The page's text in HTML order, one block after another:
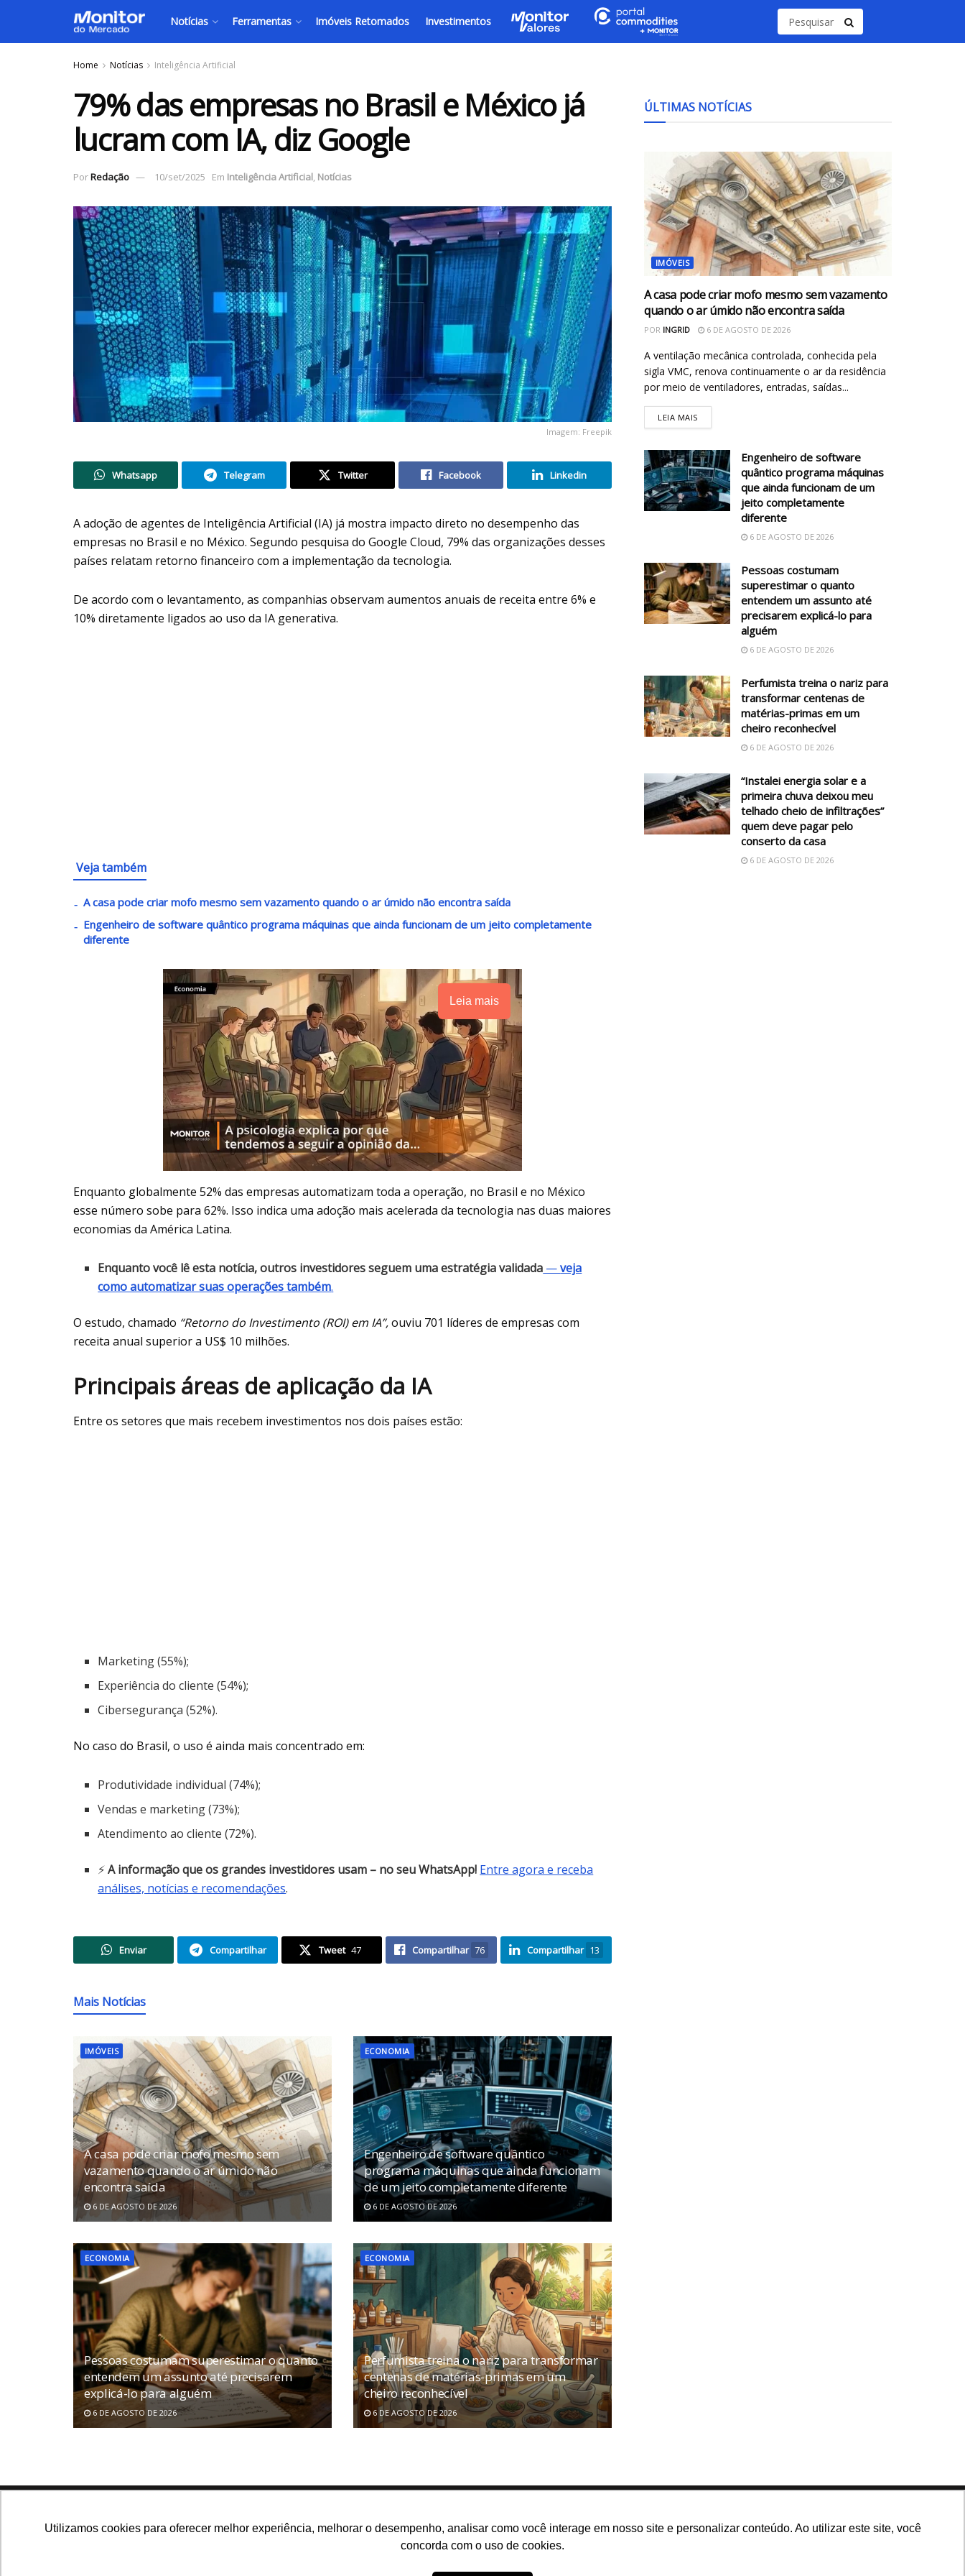
Utilizamos cookies para oferecer melhor experiência, melhorar o desempenho, analisar como você interage em nosso site e personalizar conteúdo. Ao utilizar este site, você
concorda com o uso de cookies.
Notícias Ferramentas Imóveis Retomados Investimentos
Home Notícias Inteligência Artificial
79% das empresas no Brasil e México já
lucram com IA, diz Google
PorRedação 10/set/2025 Em Inteligência Artificial, Notícias
Imagem: Freepik
Whatsapp Telegram Twitter Facebook Linkedin
A adoção de agentes de Inteligência Artificial (IA) já mostra impacto direto no desempenho das
empresas no Brasil e no México. Segundo pesquisa do Google Cloud, 79% das organizações desses
países relatam retorno financeiro com a implementação da tecnologia.
De acordo com o levantamento, as companhias observam aumentos anuais de receita entre 6% e
10% diretamente ligados ao uso da IA generativa.
Veja também
A casa pode criar mofo mesmo sem vazamento quando o ar úmido não encontra saída
Engenheiro de software quântico programa máquinas que ainda funcionam de um jeito completamente
diferente
Leia mais
Enquanto globalmente 52% das empresas automatizam toda a operação, no Brasil e no México
esse número sobe para 62%. Isso indica uma adoção mais acelerada da tecnologia nas duas maiores
economias da América Latina.
Enquanto você lê esta notícia, outros investidores seguem uma estratégia validada —veja
como automatizar suas operações também.
O estudo, chamado “Retorno do Investimento (ROI) em IA”,ouviu 701 líderes de empresas com
receita anual superior a US$ 10 milhões.
Principais áreas de aplicação da IA
Entre os setores que mais recebem investimentos nos dois países estão:
Marketing (55%);
Experiência do cliente (54%);
Cibersegurança (52%).
No caso do Brasil, o uso é ainda mais concentrado em:
Produtividade individual (74%);
Vendas e marketing (73%);
Atendimento ao cliente (72%).
⚡A informação que os grandes investidores usam – no seu WhatsApp! Entre agora e receba
análises, notícias e recomendações.
Enviar Compartilhar Tweet 47 Compartilhar 76 Compartilhar 13
Mais Notícias
IMÓVEIS
A casa pode criar mofo mesmo sem
vazamento quando o ar úmido não
encontra saída
6 DE AGOSTO DE 2026
ECONOMIA
Engenheiro de software quântico
programa máquinas que ainda funcionam
de um jeito completamente diferente
6 DE AGOSTO DE 2026
ECONOMIA
Pessoas costumam superestimar o quanto
entendem um assunto até precisarem
explicá-lo para alguém
6 DE AGOSTO DE 2026
ECONOMIA
Perfumista treina o nariz para transformar
centenas de matérias-primas em um
cheiro reconhecível
6 DE AGOSTO DE 2026
ÚLTIMAS NOTÍCIAS
IMÓVEIS
A casa pode criar mofo mesmo sem vazamento
quando o ar úmido não encontra saída
POR INGRID 6 DE AGOSTO DE 2026
A ventilação mecânica controlada, conhecida pela
sigla VMC, renova continuamente o ar da residência
por meio de ventiladores, entradas, saídas...
LEIA MAIS
Engenheiro de software
quântico programa máquinas
que ainda funcionam de um
jeito completamente
diferente
6 DE AGOSTO DE 2026
Pessoas costumam
superestimar o quanto
entendem um assunto até
precisarem explicá-lo para
alguém
6 DE AGOSTO DE 2026
Perfumista treina o nariz para
transformar centenas de
matérias-primas em um
cheiro reconhecível
6 DE AGOSTO DE 2026
“Instalei energia solar e a
primeira chuva deixou meu
telhado cheio de infiltrações”
quem deve pagar pelo
conserto da casa
6 DE AGOSTO DE 2026
Navegue no site Siga nossas redes